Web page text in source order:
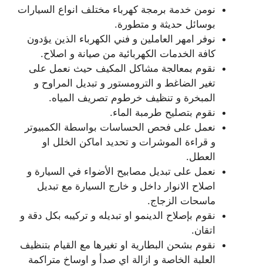
نومن خدمة برمجة كهرباء مختلف انواع السيارات
بوسائل حديثة و متطورة.
نوفر امهر العاملين و فني الكهرباء الذين يؤدون
كافة الخدمات الكهربائية من صيانة و اصلاح.
نقوم بمعالجة مشاكل المكيف حيث نعمل على
تغير الضاغط و الترومستور و تبديل المراوح و
المبخرة و تنظيف خرطوم تصريف المياه.
نقوم بتصليح طرمبة الماء.
نعمل على فحص الحساسات بواسطة الكمبيوتر
و قراءة الموشرات و تحديد اماكن الخلل او
العطل.
نعمل على تبديل مصابيح الأضواء في السيارة و
اصلاح الانوار داخل و خارج السيارة مع تبديل
ماسحات الزجاج.
نقوم بإصلاح الدينمو او تبديله و تركيبه بكل دقة و
اتقان.
نقوم بشحن البطارية او تغيرها مع القيام بتنظيف
العلبة الخاصة و ازالة اي صدأ و اوساخ متراكمة